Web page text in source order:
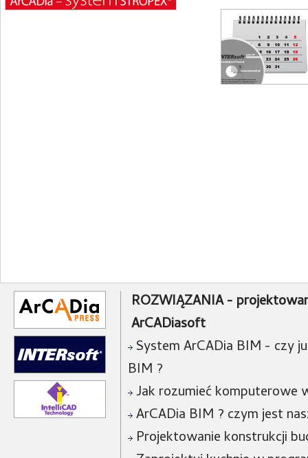
ROZWIĄZANIA -
ArCADiasoft
System ArCADia BIM - czy
BIM ?
Jak rozumieć komputerowe
ArCADia BIM ? czym jest
Projektowanie konstrukcji